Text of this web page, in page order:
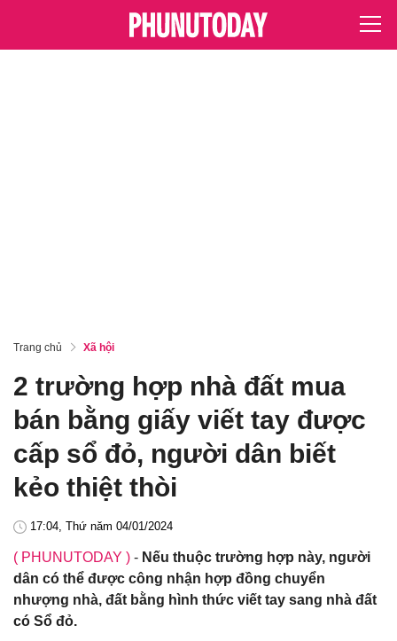
Trang chủ Xã hội
2 trường hợp nhà đất mua
bán bằng giấy viết tay được
cấp sổ đỏ, người dân biết
kẻo thiệt thòi
17:04, Thứ năm 04/01/2024
( PHUNUTODAY ) - Nếu thuộc trường hợp này, người
dân có thể được công nhận hợp đồng chuyển
nhượng nhà, đất bằng hình thức viết tay sang nhà đất
có Sổ đỏ.